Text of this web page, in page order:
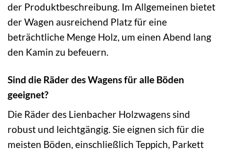
der Produktbeschreibung. Im Allgemeinen bietet
der Wagen ausreichend Platz für eine
beträchtliche Menge Holz, um einen Abend lang
den Kamin zu befeuern.
Sind die Räder des Wagens für alle Böden
geeignet?
Die Räder des Lienbacher Holzwagens sind
robust und leichtgängig. Sie eignen sich für die
meisten Böden, einschließlich Teppich, Parkett